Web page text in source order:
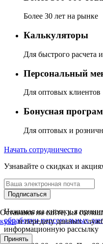
Более 30 лет на рынке
Калькуляторы
Для быстрого расчета
Персональный
Для оптовых клиентов
Бонусная
Для оптовых и
Начать сотрудничество
Узнавайте о скидках и
Подписаться
Нажимая на кнопку, я
обработки персональных
информационную рассылку
Оставаясь на сайте, вы
кукии передачу данных
Принять